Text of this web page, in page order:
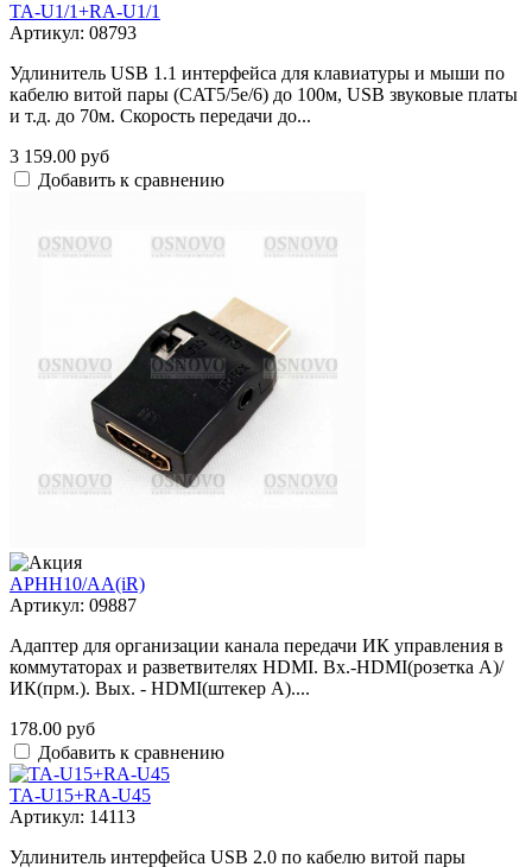
TA-U1/1+RA-U1/1
Артикул: 08793
Удлинитель USB 1.1 интерфейса для клавиатуры и мыши по
кабелю витой пары (CAT5/5e/6) до 100м, USB звуковые платы
и т.д. до 70м. Cкорость передачи до...
3 159.00 руб
Добавить к сравнению
APHH10/AA(iR)
Артикул: 09887
Адаптер для организации канала передачи ИК управления в
коммутаторах и разветвителях HDMI. Вх.-HDMI(розетка А)/
ИК(прм.). Вых. - HDMI(штекер А)....
178.00 руб
Добавить к сравнению
TA-U15+RA-U45
Артикул: 14113
Удлинитель интерфейса USB 2.0 по кабелю витой пары